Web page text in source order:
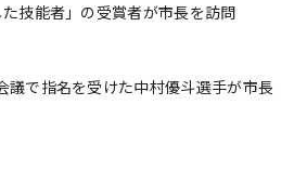
技能者」の受賞者が市長を訪問
議で指名を受けた中村優斗選手が市長